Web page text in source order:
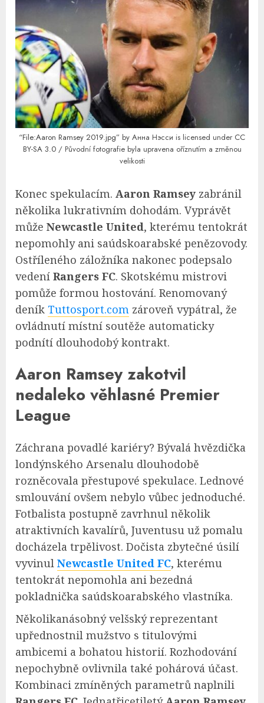
“File:Aaron Ramsey 2019.jpg” by Анна Нэсси is licensed under CC
BY-SA 3.0/ Původní fotografie byla upravena oříznutím a změnou
velikosti
Konec spekulacím. Aaron Ramsey zabránil
několika lukrativním dohodám. Vyprávět
může Newcastle United, kterému tentokrát
nepomohly ani saúdskoarabské penězovody.
Ostříleného záložníka nakonec podepsalo
vedení Rangers FC. Skotskému mistrovi
pomůže formou hostování. Renomovaný
deník Tuttosport.com zároveň vypátral, že
ovládnutí místní soutěže automaticky
podnítí dlouhodobý kontrakt.
Aaron Ramsey zakotvil
nedaleko věhlasné Premier
League
Záchrana povadlé kariéry? Bývalá hvězdička
londýnského Arsenalu dlouhodobě
rozněcovala přestupové spekulace. Lednové
smlouvání ovšem nebylo vůbec jednoduché.
Fotbalista postupně zavrhnul několik
atraktivních kavalírů, Juventusu už pomalu
docházela trpělivost. Dočista zbytečné úsilí
vyvinul Newcastle United FC, kterému
tentokrát nepomohla ani bezedná
pokladnička saúdskoarabského vlastníka.
Několikanásobný velšský reprezentant
upřednostnil mužstvo s titulovými
ambicemi a bohatou historií. Rozhodování
nepochybně ovlivnila také pohárová účast.
Kombinaci zmíněných parametrů naplnili